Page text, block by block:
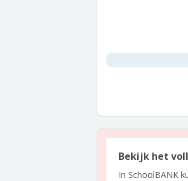
Bekijk het
In SchoolBANK